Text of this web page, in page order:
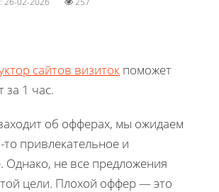
сайтов визиток поможет
за 1 час.
об офферах, мы ожидаем
то привлекательное и
Однако, не все предложения
цели. Плохой оффер — это